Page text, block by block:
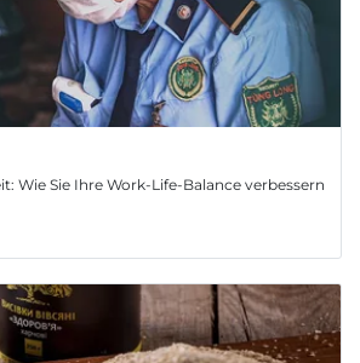
Wie Sie Ihre Work-Life-Balance verbessern